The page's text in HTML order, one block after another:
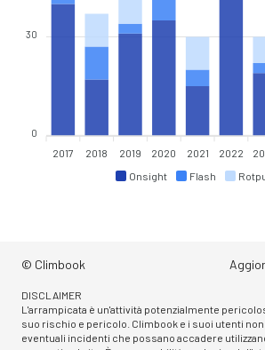
Onsight Flash
30
0
2017 2018 2019 2020 2021 2022
© Climbook
DISCLAIMER
L'arrampicata è un'attività potenzialmente
suo rischio e pericolo. Climbook e i suoi utenti
eventuali incidenti che possano accadere